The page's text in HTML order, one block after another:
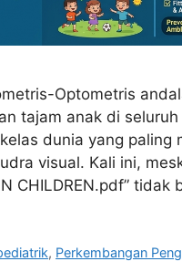
Optometris
tajam anak di
dunia yang
visual. Kali ini,
CHILDREN.pdf”
, Perkembangan